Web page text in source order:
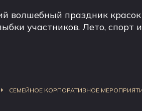
волшебный праздник
участников. Лето, спорт
СЕМЕЙНОЕ КОРПОРАТИВНОЕ